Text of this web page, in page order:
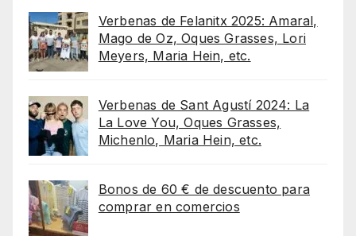
Verbenas de Felanitx 2025: Amaral,
Mago de Oz, Oques Grasses, Lori
Meyers, Maria Hein, etc.
Verbenas de Sant Agustí 2024: La
La Love You, Oques Grasses,
Michenlo, Maria Hein, etc.
Bonos de 60 € de descuento para
comprar en comercios